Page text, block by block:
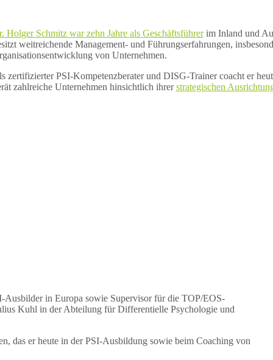
Holger Schmitz war zehn Jahre als Geschäftsführerim Inland und
weitreichende Management- und Führungserfahrungen,
von Unternehmen.
zertifizierter PSI-Kompetenzberater und DISG-Trainer coacht er
zahlreiche Unternehmen hinsichtlich ihrerstrategischen
in Europa sowie Supervisor für die TOP/EOS-
Kuhl in der Abteilung für Differentielle Psychologie und
das er heute in der PSI-Ausbildung sowie beim Coaching von